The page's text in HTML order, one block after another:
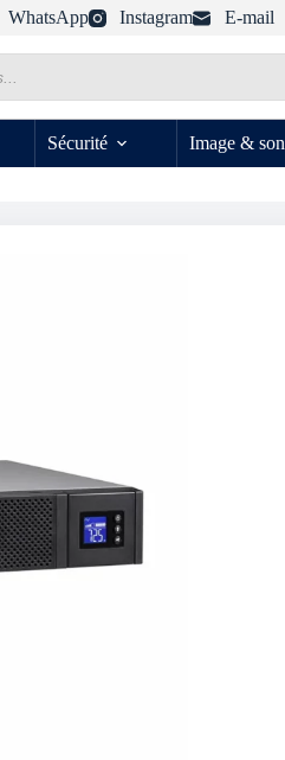
WhatsApp Instagram E-mail
Sécurité Image & son